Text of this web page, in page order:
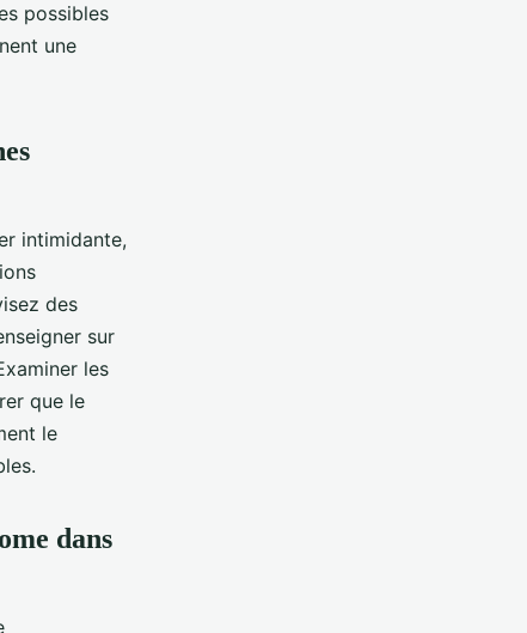
possibles
une
intimidante,
des
sur
les
que le
le
dans